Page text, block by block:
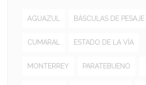
AGUAZUL BÁSCULAS DE PESAJE
CUMARAL ESTADO DE LA VÍA
MONTERREY PARATEBUENO